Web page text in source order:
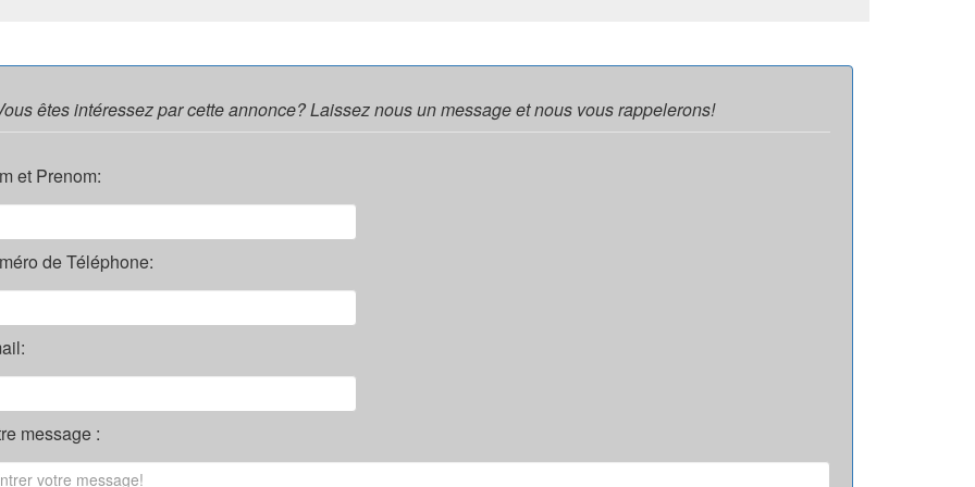
êtes intéressez par cette annonce? Laissez nous un message et nous vous rappelerons!
et Prenom:
de Téléphone:
message :